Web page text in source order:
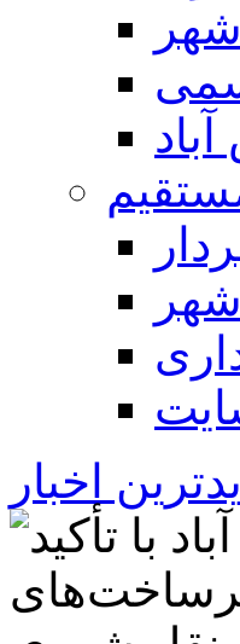
اخبار